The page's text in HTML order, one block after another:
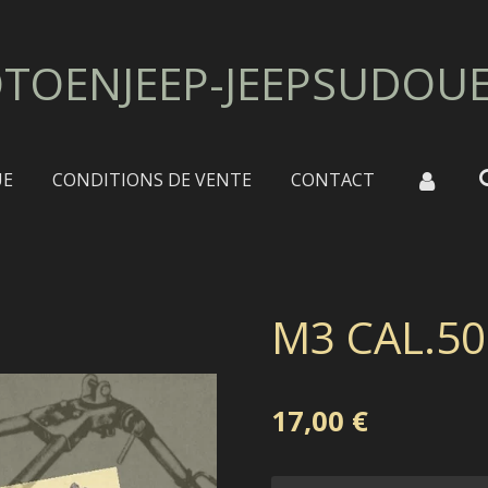
CONDITIONS DE VENTE CONTACT
M3
17,00 €